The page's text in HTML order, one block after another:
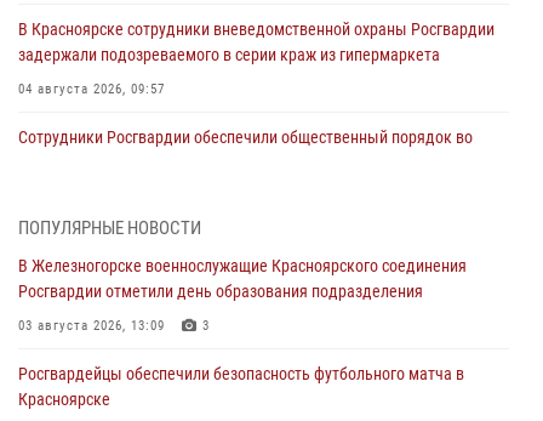
В Красноярске сотрудники вневедомственной охраны Росгвардии
задержали подозреваемого в серии краж из гипермаркета
04 августа 2026, 09:57
Сотрудники Росгвардии обеспечили общественный порядок во
в серии краж из супермаркета
04 августа 2026, 06:50
познакомили отдыхающих детей с тонкостями РХБ защиты
03 августа 2026, 13:12
ПОПУЛЯРНЫЕ НОВОСТИ
В Железногорске военнослужащие Красноярского соединения
Росгвардии отметили день образования подразделения
03 августа 2026, 13:09 3
Росгвардейцы обеспечили безопасность футбольного матча в
Красноярске